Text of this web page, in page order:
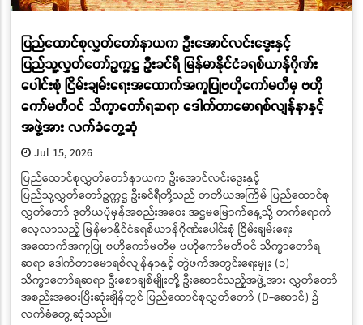
ပြည်ထောင်စုလွှတ်တော်နာယက ဦးအောင်လင်းဒွေးနှင့်
ပြည်သူ့လွှတ်တော်ဥက္ကဋ္ဌ ဦးခင်ရီ မြန်မာနိုင်ငံခရစ်ယာန်ဂိုဏ်း
ပေါင်းစုံ ငြိမ်းချမ်းရေးအထောက်အကူပြုဗဟိုကော်မတီမှ ဗဟို
ကော်မတီဝင် သိက္ခာတော်ရဆရာ ဒေါက်တာမောရစ်လျန်နာနှင့်
အဖွဲ့အား လက်ခံတွေ့ဆုံ
Jul 15, 2026
ပြည်ထောင်စုလွှတ်တော်နာယက ဦးအောင်လင်းဒွေးနှင့်
ပြည်သူ့လွှတ်တော်ဥက္ကဋ္ဌ ဦးခင်ရီတို့သည် တတိယအကြိမ် ပြည်ထောင်စု
လွှတ်တော် ဒုတိယပုံမှန်အစည်းအဝေး အဋ္ဌမမြောက်နေ့သို့ တက်ရောက်
လေ့လာသည့် မြန်မာနိုင်ငံခရစ်ယာန်ဂိုဏ်းပေါင်းစုံ ငြိမ်းချမ်းရေး
အထောက်အကူပြု ဗဟိုကော်မတီမှ ဗဟိုကော်မတီဝင် သိက္ခာတော်ရ
ဆရာ ဒေါက်တာမောရစ်လျန်နာနှင့် တွဲဖက်အတွင်းရေးမှူး (၁)
သိက္ခာတော်ရဆရာ ဦးစောချစ်မျိုးတို့ ဦးဆောင်သည့်အဖွဲ့အား လွှတ်တော်
အစည်းအဝေးပြီးဆုံးချိန်တွင် ပြည်ထောင်စုလွှတ်တော် (D-ဆောင်) ၌
လက်ခံတွေ့ဆုံသည်။